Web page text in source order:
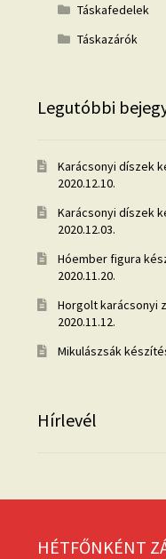
Táskafedelek
Táskazárók
Legutóbbi
Karácsonyi díszek
2020.12.10.
Karácsonyi díszek
2020.12.03.
Hóember figura
2020.11.20.
Horgolt karácsonyi
2020.11.12.
Mikulászsák
Hírlevél
HÉTFŐNKÉNT